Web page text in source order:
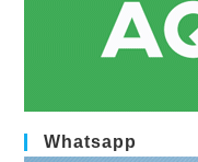
Whatsapp